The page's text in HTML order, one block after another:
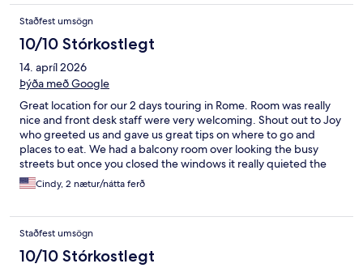
Staðfest umsögn
10/10 Stórkostlegt
14. apríl 2026
Þýða með Google
Great location for our 2 days touring in Rome. Room was really
nice and front desk staff were very welcoming. Shout out to Joy
who greeted us and gave us great tips on where to go and
places to eat. We had a balcony room over looking the busy
streets but once you closed the windows it really quieted the
room down. The location of this property is very centrally
located and all sites were within walking distance.
Cindy, 2 nætur/nátta ferð
Staðfest umsögn
10/10 Stórkostlegt